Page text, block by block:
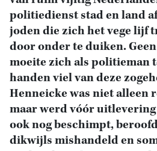
politiedienst stad en land
joden die zich het vege lijf
door onder te duiken.
moeite zich als politieman
handen viel van deze
Henneicke was niet alleen
maar werd vóór
ook nog beschimpt,
dikwijls mishandeld en